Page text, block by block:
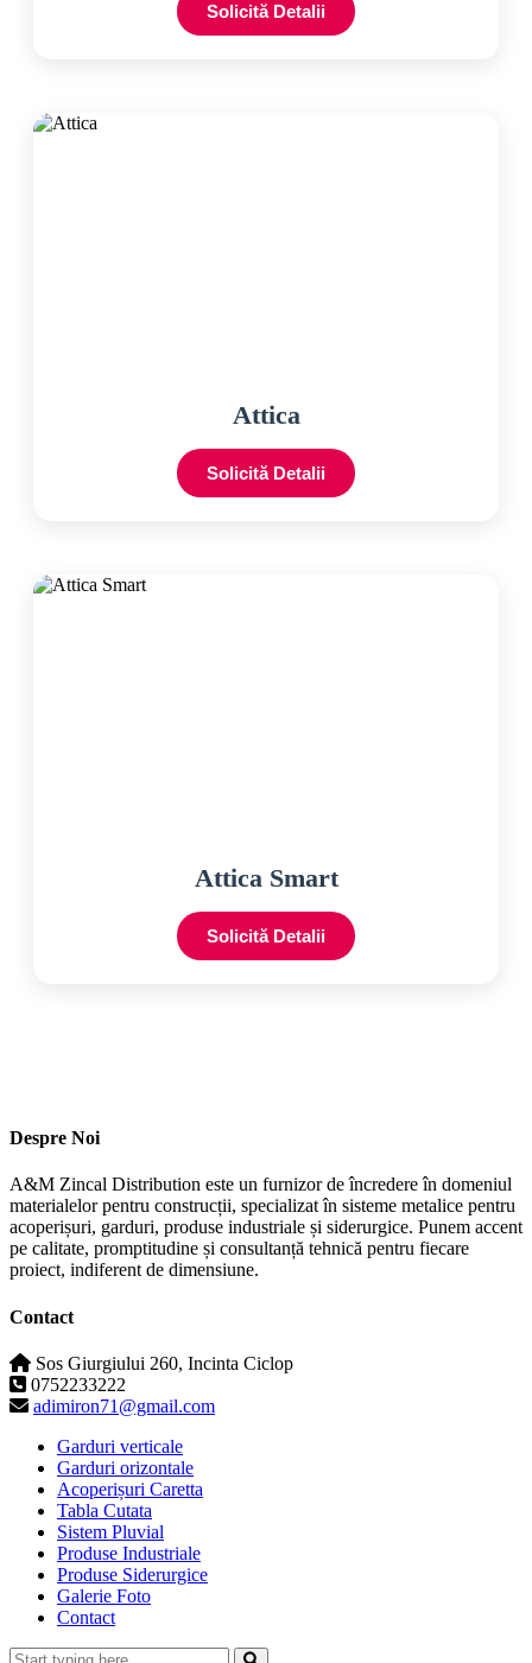
Solicită Detalii
Attica
Solicită Detalii
Attica Smart
Solicită Detalii
Despre Noi
A&M Zincal Distribution este un furnizor de încredere în domeniul
materialelor pentru construcții, specializat în sisteme metalice pentru
acoperișuri, garduri, produse industriale și siderurgice. Punem accent
pe calitate, promptitudine și consultanță tehnică pentru fiecare
proiect, indiferent de dimensiune.
Contact
Sos Giurgiului 260, Incinta Ciclop
0752233222
adimiron71@gmail.com
Garduri verticale
Garduri orizontale
Acoperișuri Caretta
Tabla Cutata
Sistem Pluvial
Produse Industriale
Produse Siderurgice
Galerie Foto
Contact